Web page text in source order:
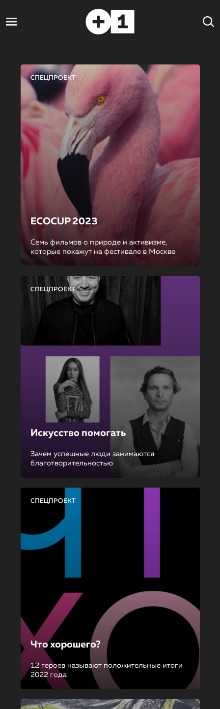
СПЕЦПРОЕКТ
ECOCUP 2023
Семь фильмов о природе и активизме,
которые покажут на фестивале в Москве
СПЕЦПРОЕКТ
Искусство помогать
Зачем успешные люди занимаются
благотворительностью
СПЕЦПРОЕКТ
Что хорошего?
12 героев называют положительные итоги
2022 года